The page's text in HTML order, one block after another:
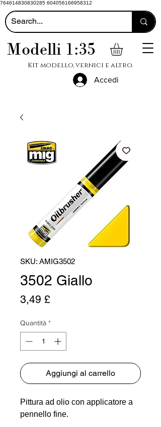
764614830830285 604056166958312
Modelli 1:35
Kit modello, vernici e altro.
Accedi
SKU: AMIG3502
3502 Giallo
3,49 £
Quantità *
Aggiungi al carrello
Pittura ad olio con applicatore a
pennello fine.